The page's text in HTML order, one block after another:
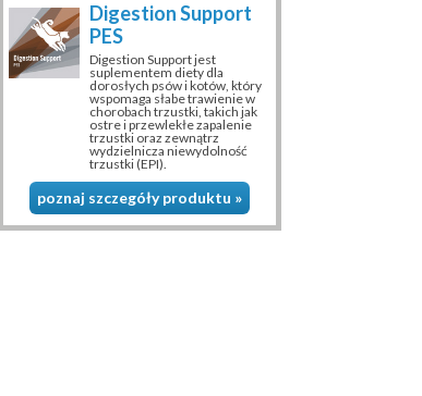
Digestion Support
PES
Digestion Support jest
suplementem diety dla
dorosłych psów i kotów, który
wspomaga słabe trawienie w
chorobach trzustki, takich jak
ostre i przewlekłe zapalenie
trzustki oraz zewnątrz
wydzielnicza niewydolność
trzustki (EPI).
poznaj szczegóły produktu »